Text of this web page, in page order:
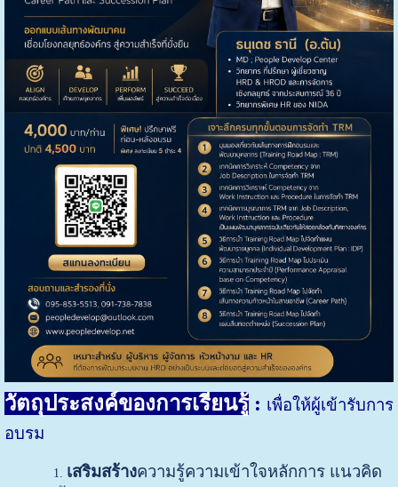
วัตถุประสงค์ของการเรียนรู้ : เพื่อให้ผู้เข้ารับการ
อบรม
เสริมสร้างความรู้ความเข้าใจหลักการ แนวคิด